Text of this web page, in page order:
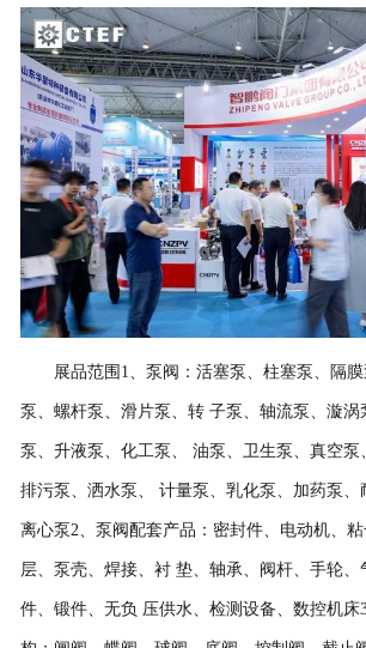
展品范围1、泵阀：活塞泵、柱塞泵、隔膜
泵、螺杆泵、滑片泵、转 子泵、轴流泵、漩涡
泵、升液泵、化工泵、 油泵、卫生泵、真空泵
排污泵、洒水泵、 计量泵、乳化泵、加药泵、
离心泵2、泵阀配套产品：密封件、电动机、
层、泵壳、焊接、衬 垫、轴承、阀杆、手轮、
件、锻件、无负 压供水、检测设备、数控机床